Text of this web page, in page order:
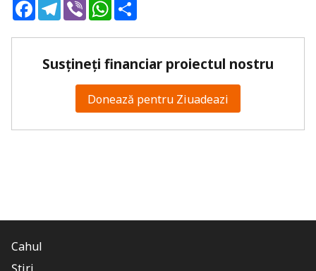
FacebookTelegram
ViberWhatsApp
Susțineți financiar proiectul nostru
Donează pentru Ziuadeazi
Cahul